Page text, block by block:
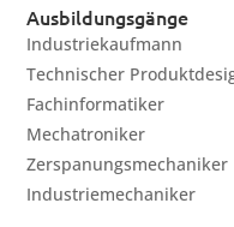
Ausbildungsgänge
Industriekaufmann
Technischer
Fachinformatiker
Mechatroniker
Zerspanungsmechaniker
Industriemechaniker